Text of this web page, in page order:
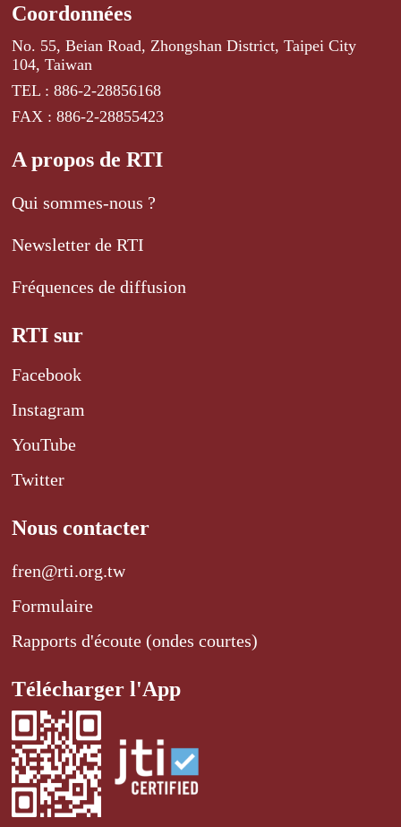
Coordonnées
No. 55, Beian Road, Zhongshan District, Taipei City
104, Taiwan
TEL : 886-2-28856168
FAX : 886-2-28855423
A propos de RTI
Qui sommes-nous ?
Newsletter de RTI
Fréquences de diffusion
RTI sur
Facebook
Instagram
YouTube
Twitter
Nous contacter
fren@rti.org.tw
Formulaire
Rapports d'écoute (ondes courtes)
Télécharger l'App